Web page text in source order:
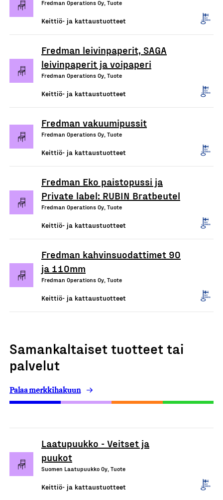
Fredman Operations Oy, Tuote
Keittiö- ja kattaustuotteet
Fredman leivinpaperit, SAGA
leivinpaperit ja voipaperi
Fredman Operations Oy, Tuote
Keittiö- ja kattaustuotteet
Fredman vakuumipussit
Fredman Operations Oy, Tuote
Keittiö- ja kattaustuotteet
Fredman Eko paistopussi ja
Private label: RUBIN Bratbeutel
Fredman Operations Oy, Tuote
Keittiö- ja kattaustuotteet
Fredman kahvinsuodattimet 90
ja 110mm
Fredman Operations Oy, Tuote
Keittiö- ja kattaustuotteet
Samankaltaiset tuotteet tai
palvelut
Palaa merkkihakuun
Laatupuukko - Veitset ja
puukot
Suomen Laatupuukko Oy, Tuote
Keittiö- ja kattaustuotteet